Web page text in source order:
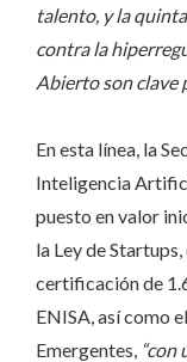
talento, y la
contra la
Abierto son clave
En esta línea, la
Inteligencia
puesto en valor
la Ley de
certificación de
ENISA, así como
Emergentes, “con